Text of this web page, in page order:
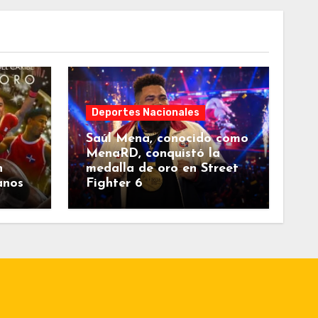
Deportes Nacionales
Saúl Mena, conocido como
MenaRD, conquistó la
medalla de oro en Street
Fighter 6